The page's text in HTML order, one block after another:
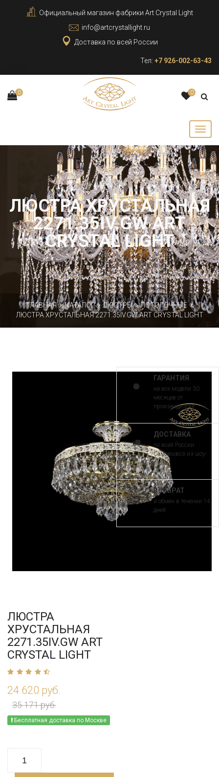
Официальный магазин фабрики Art Crystal Light
info@artcrystallight.ru
Доставка по всей России
Тел: +7 926-002-63-43
0 0
ЛЮСТРА ХРУСТАЛЬНАЯ
2271.35IV.GW ART
CRYSTAL LIGHT
ГЛАВНАЯ КАТАЛОГ ЛЮСТРЫ
ПОТОЛОЧНЫЕ
ЛЮСТРА ХРУСТАЛЬНАЯ 2271.35IV.GW ART CRYSTAL LIGHT
ЛЮСТРА
ХРУСТАЛЬНАЯ
2271.35IV.GW ART
CRYSTAL LIGHT
24 620 руб.
35 171 руб.
Бесплатная доставка по Москве
ГАРАНТИЯ
на все модели 30
месяцев от
производителя
ДОСТАВКА
по всей России.
Самовывоз из шоу-
рума
ВОЗВРАТ
и обмен в течении 14
дней